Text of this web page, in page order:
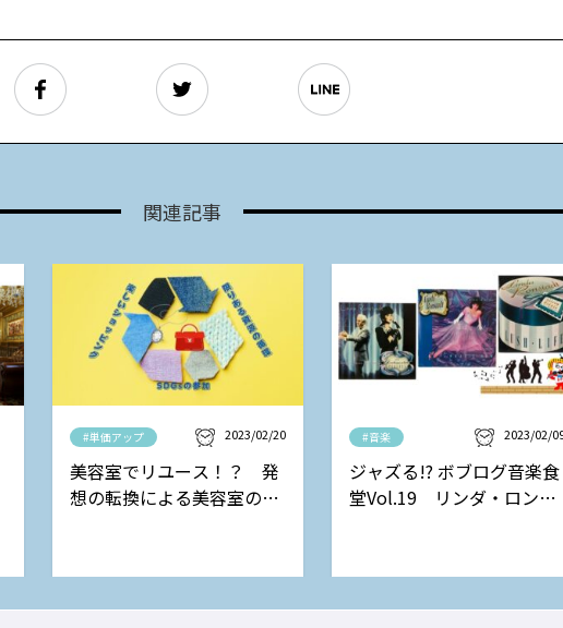
関連記事
#単価アップ 2023/02/20
美容室でリユース！？ 発
想の転換による美容室の新
#音楽 2023/02/
ジャズる!? ボブログ音楽食
堂Vol.19 リンダ・ロンシ